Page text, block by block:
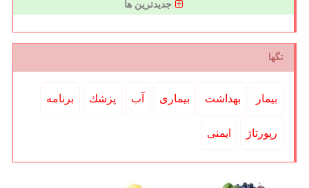
جدیدترین ها
تگها
بیمار بهداشت بیماری آب پزشك برنامه
رپورتاژ ایمنی